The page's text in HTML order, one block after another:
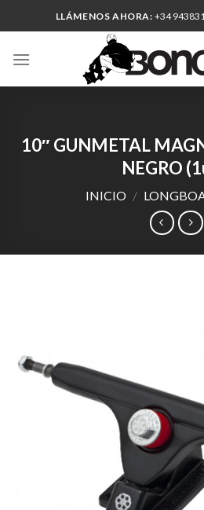
to
LLÁMENOS AHORA:+34
10″ GUNMETAL
NEGRO
INICIO /